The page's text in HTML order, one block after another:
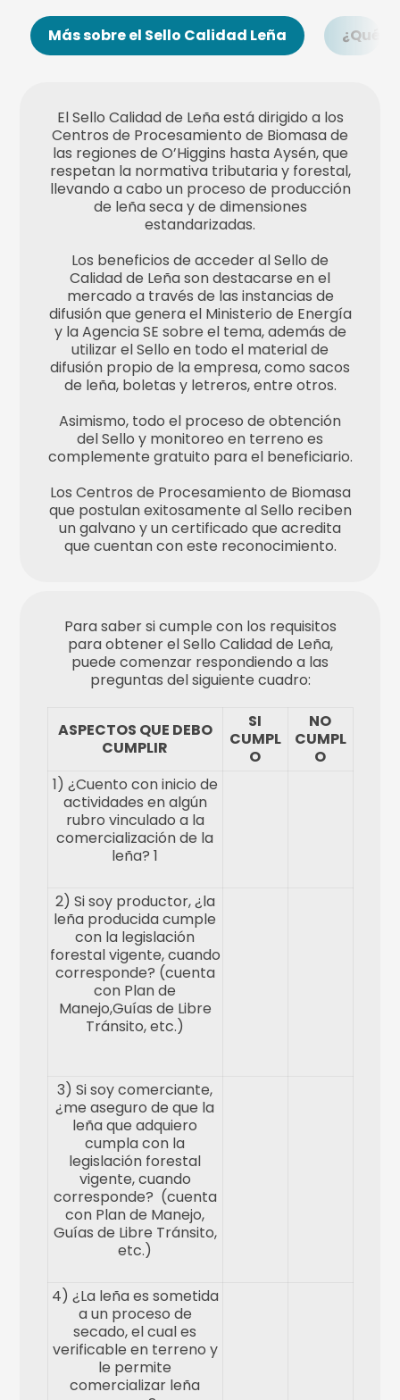
Más sobre el Sello Calidad Leña ¿Qué
Para saber si cumple con los requisitos
para obtener el Sello Calidad de Leña,
puede comenzar respondiendo a las
preguntas del siguiente cuadro:
ASPECTOS QUE DEBO
CUMPLIR
SI
CUMPL
O
NO
CUMPL
O
1) ¿Cuento con inicio de
actividades en algún
rubro vinculado a la
comercialización de la
leña? 1
2) Si soy productor, ¿la
leña producida cumple
con la legislación
forestal vigente, cuando
corresponde? (cuenta
con Plan de
Manejo,Guías de Libre
Tránsito, etc.)
3) Si soy comerciante,
¿me aseguro de que la
leña que adquiero
cumpla con la
legislación forestal
vigente, cuando
corresponde? (cuenta
con Plan de Manejo,
Guías de Libre Tránsito,
etc.)
4) ¿La leña es sometida
a un proceso de
secado, el cual es
verificable en terreno y
le permite
comercializar leña
El Sello Calidad de Leña está dirigido a los
Centros de Procesamiento de Biomasa de
las regiones de O’Higgins hasta Aysén, que
respetan la normativa tributaria y forestal,
llevando a cabo un proceso de producción
de leña seca y de dimensiones
estandarizadas.
Los beneficios de acceder al Sello de
Calidad de Leña son destacarse en el
mercado a través de las instancias de
difusión que genera el Ministerio de Energía
y la Agencia SE sobre el tema, además de
utilizar el Sello en todo el material de
difusión propio de la empresa, como sacos
de leña, boletas y letreros, entre otros.
Asimismo, todo el proceso de obtención
del Sello y monitoreo en terreno es
complemente gratuito para el beneficiario.
Los Centros de Procesamiento de Biomasa
que postulan exitosamente al Sello reciben
un galvano y un certificado que acredita
que cuentan con este reconocimiento.